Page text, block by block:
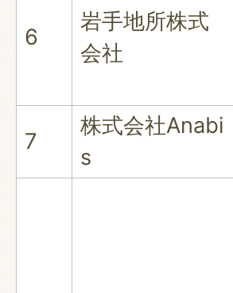
6
岩手地所株式
会社
7
株式会社Anabi
s